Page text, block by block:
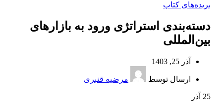
بریده‌های کتاب
دسته‌بندی استراتژی ورود به بازارهای
بین‌المللی
آذر 25, 1403
ارسال توسط مرضیه قنبری
25 آذر